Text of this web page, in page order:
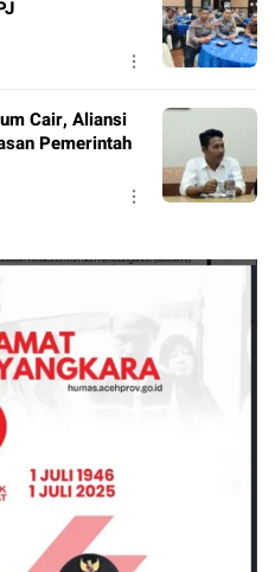
Cair, Aliansi
Pemerintah